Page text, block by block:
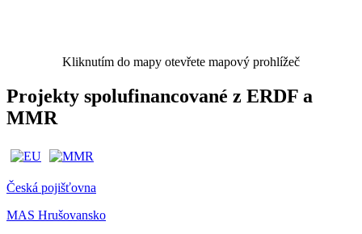
Kliknutím do mapy otevřete mapový prohlížeč
Projekty spolufinancované z ERDF a
MMR
Česká pojišťovna
MAS Hrušovansko